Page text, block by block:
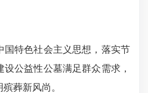
国特色社会主义思想，落实节
公益性公墓满足群众需求，
葬新风尚。